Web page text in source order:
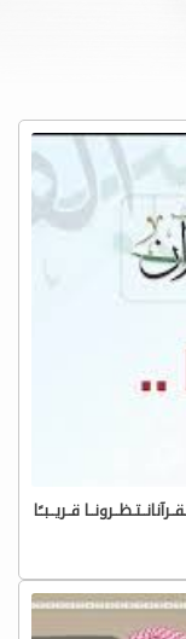
قــريــبــًا